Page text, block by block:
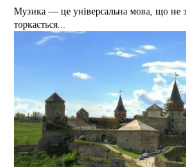
Музика — це універсальна мова, що не
торкається...